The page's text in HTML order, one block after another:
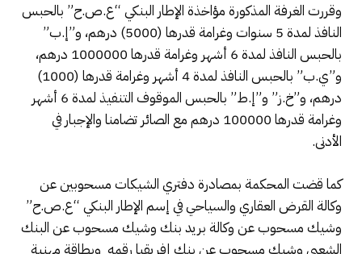
وقررت الغرفة المذكورة مؤاخذة الإطار البنكي “ع.ص.ح” بالحبس
النافذ لمدة 5 سنوات وغرامة قدرها (5000) درهم، و”إ.ب”
بالحبس النافذ لمدة 6 أشهر وغرامة قدرها 1000000 درهم،
و”ي.ب” بالحبس النافذ لمدة 4 أشهر وغرامة قدرها (1000)
درهم، و”خ.ز” و”إ.ط” بالحبس الموقوف التنفيذ لمدة 6 أشهر
وغرامة قدرها 100000 درهم مع الصائر تضامنا والإجبار في
الأدنى.
كما قضت المحكمة بمصادرة دفتري الشيكات مسحوبين عن
وكالة القرض العقاري والسياحي في إسم الإطار البنكي “ع.ص.ح”
وشيك مسحوب عن وكالة بريد بنك وشيك مسحوب عن البنك
الشعبي وشيك مسحوب عن بنك إفريقيا رقمه وبطاقة مهنية